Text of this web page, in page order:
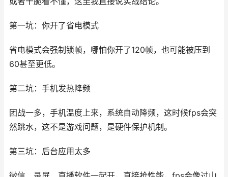
第一坑：你开了省电模式
省电模式会强制锁帧，哪怕你开了120帧，也可能被压到
60甚至更低。
第二坑：手机发热降频
团战一多，手机温度上来，系统自动降频，这时候fps会突
然跳水，这不是游戏问题，是硬件保护机制。
第三坑：后台应用太多